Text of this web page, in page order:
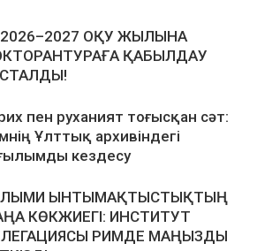
2026–2027 ОҚУ ЖЫЛЫНА
ҚАБЫЛДАУ
пен руханият тоғысқан сәт:
Ұлттық архивіндегі
кездесу
ЫНТЫМАҚТЫСТЫҚТЫҢ
КӨКЖИЕГІ: ИНСТИТУТ
РИМДЕ МАҢЫЗДЫ